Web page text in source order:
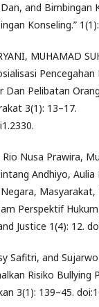
and Bimbingan
Konseling.”
MUHAMAD
Pelibatan
3(1): 13–17.
Nusa Prawira,
Andhiyo,
Perspektif
Justice 1(4): 12.
Safitri, and
Risiko Bullying
3(1): 139–45.